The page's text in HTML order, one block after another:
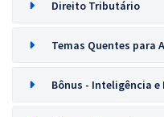
Direito Tributário
Temas Quentes para
Bônus - Inteligência